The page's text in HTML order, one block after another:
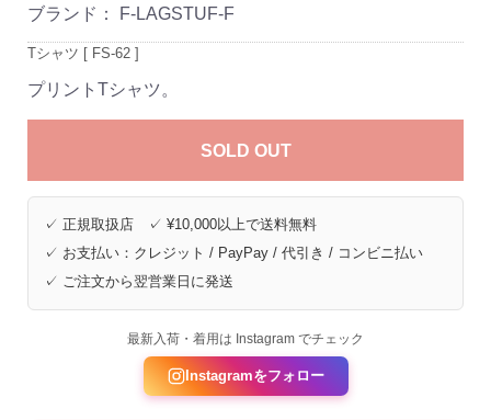
ブランド： F-LAGSTUF-F
Tシャツ [ FS-62 ]
プリントTシャツ。
SOLD OUT
✓ 正規取扱店 ✓ ¥10,000以上で送料無料
✓ お支払い：クレジット / PayPay / 代引き / コンビニ払い
✓ ご注文から翌営業日に発送
最新入荷・着用は Instagram でチェック
Instagramをフォロー